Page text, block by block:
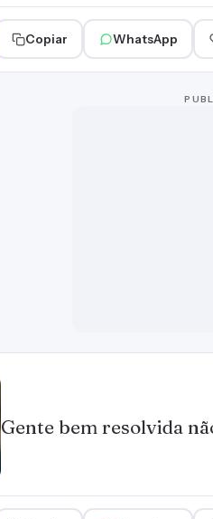
Copiar WhatsApp
Gente bem resolvida